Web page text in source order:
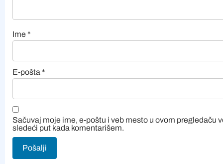
Ime*
E-pošta *
Sačuvaj moje ime, e-poštu i veb mesto u ovom pregledaču
sledeći put kada komentarišem.